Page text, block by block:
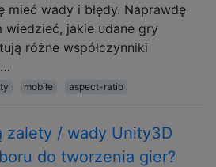
mieć wady i błędy. Naprawdę
wiedzieć, jakie udane gry
różne współczynniki
mobile aspect-ratio
zalety / wady Unity3D
do tworzenia gier?